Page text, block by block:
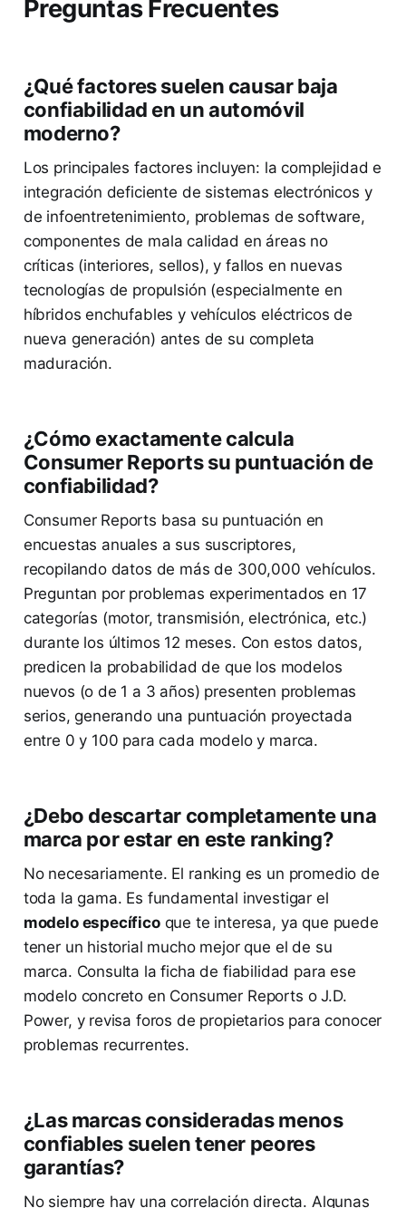
Preguntas Frecuentes
¿Qué factores suelen causar baja
confiabilidad en un automóvil
moderno?
Los principales factores incluyen: la complejidad e
integración deficiente de sistemas electrónicos y
de infoentretenimiento, problemas de software,
componentes de mala calidad en áreas no
críticas (interiores, sellos), y fallos en nuevas
tecnologías de propulsión (especialmente en
híbridos enchufables y vehículos eléctricos de
nueva generación) antes de su completa
maduración.
¿Cómo exactamente calcula
Consumer Reports su puntuación de
confiabilidad?
Consumer Reports basa su puntuación en
encuestas anuales a sus suscriptores,
recopilando datos de más de 300,000 vehículos.
Preguntan por problemas experimentados en 17
categorías (motor, transmisión, electrónica, etc.)
durante los últimos 12 meses. Con estos datos,
predicen la probabilidad de que los modelos
nuevos (o de 1 a 3 años) presenten problemas
serios, generando una puntuación proyectada
entre 0 y 100 para cada modelo y marca.
¿Debo descartar completamente una
marca por estar en este ranking?
No necesariamente. El ranking es un promedio de
toda la gama. Es fundamental investigar el
modelo específicoque te interesa, ya que puede
tener un historial mucho mejor que el de su
marca. Consulta la ficha de fiabilidad para ese
modelo concreto en Consumer Reports o J.D.
Power, y revisa foros de propietarios para conocer
problemas recurrentes.
¿Las marcas consideradas menos
confiables suelen tener peores
garantías?
No siempre hay una correlación directa. Algunas